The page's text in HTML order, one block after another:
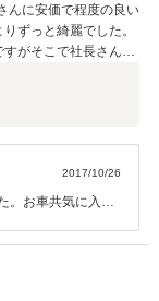
んに安価で程度の良い
ずっと綺麗でした。
がそこで社長さんに
ここのお店だったら
乗りたいので今後も
2017/10/26
。お車共気に入っ